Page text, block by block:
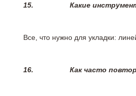
15. Какие
Все, что нужно для укладки:
16. Как часто